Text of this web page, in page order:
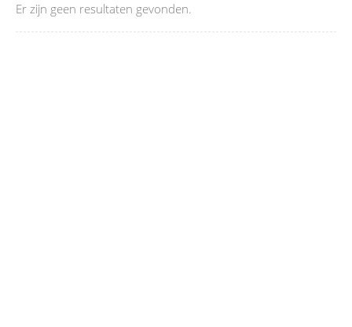
Er zijn geen resultaten gevonden.